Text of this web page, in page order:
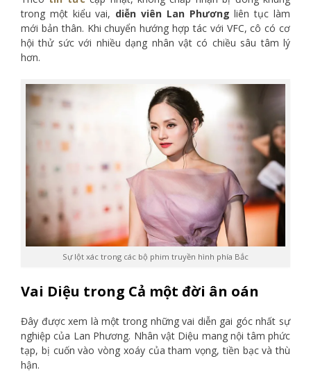
trong một kiểu vai, diễn viên Lan Phương liên tục làm
mới bản thân. Khi chuyển hướng hợp tác với VFC, cô có cơ
hội thử sức với nhiều dạng nhân vật có chiều sâu tâm lý
hơn.
Sự lột xác trong các bộ phim truyền hình phía Bắc
Vai Diệu trong Cả một đời ân oán
Đây được xem là một trong những vai diễn gai góc nhất sự
nghiệp của Lan Phương. Nhân vật Diệu mang nội tâm phức
tạp, bị cuốn vào vòng xoáy của tham vọng, tiền bạc và thù
hận.